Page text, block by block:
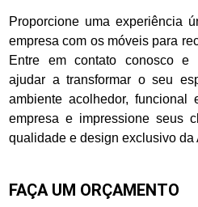
Proporcione uma experiência
empresa com os móveis para
Entre em contato conosco e
ajudar a transformar o seu
ambiente acolhedor, funcional
empresa e impressione seus
qualidade e design exclusivo da
FAÇA UM ORÇAMENTO